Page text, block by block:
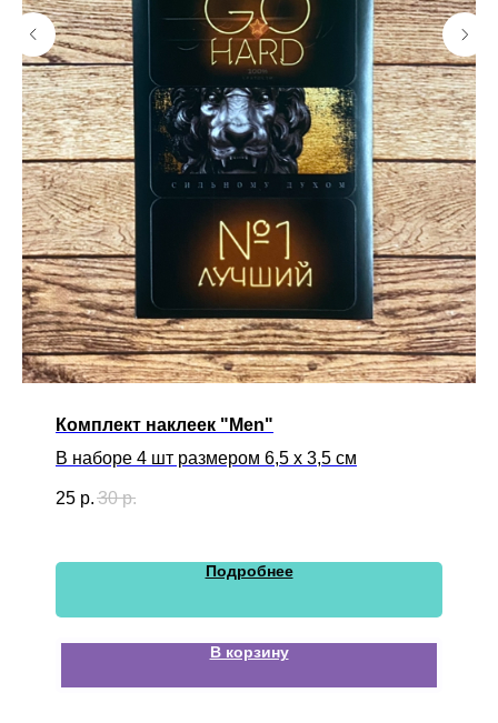
Комплект наклеек "Men"
В наборе 4 шт размером 6,5 х 3,5 см
25 р. 30 р.
Подробнее
В корзину